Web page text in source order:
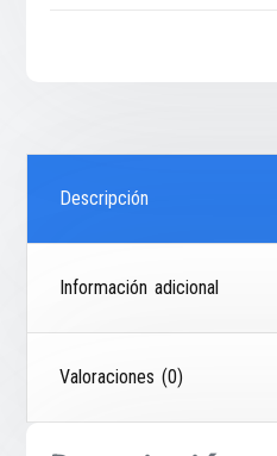
Descripción
Información adicional
Valoraciones (0)